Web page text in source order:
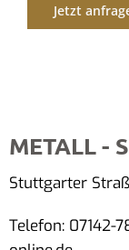
Jetzt
METALL -
Stuttgarter
Telefon: 07142-